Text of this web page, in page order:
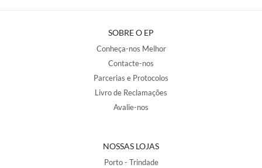
SOBRE O EP
Conheça-nos Melhor
Contacte-nos
Parcerias e Protocolos
Livro de Reclamações
Avalie-nos
NOSSAS LOJAS
Porto - Trindade